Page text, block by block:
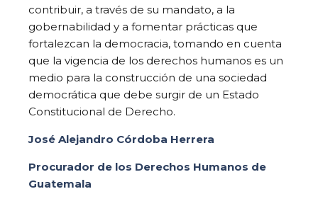
contribuir, a través de su mandato, a la
gobernabilidad y a fomentar prácticas que
fortalezcan la democracia, tomando en cuenta
que la vigencia de los derechos humanos es un
medio para la construcción de una sociedad
democrática que debe surgir de un Estado
Constitucional de Derecho.
José Alejandro Córdoba Herrera
Procurador de los Derechos Humanos de
Guatemala